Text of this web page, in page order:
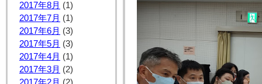
2017年8月 (1)
2017年7月 (1)
2017年6月 (3)
2017年5月 (3)
2017年4月 (1)
2017年3月 (2)